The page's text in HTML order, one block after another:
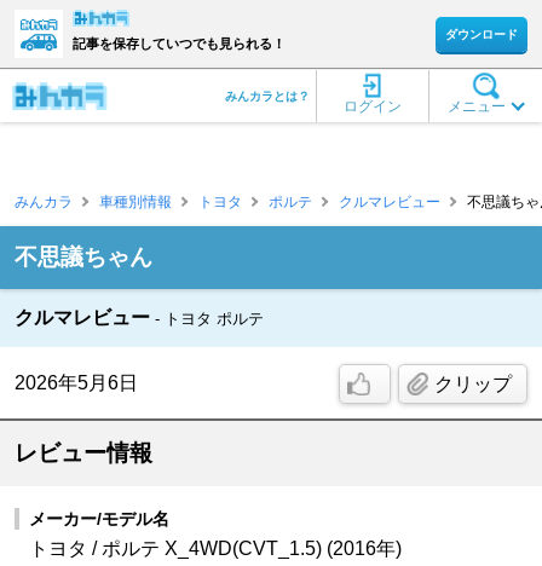
記事を保存していつでも見られる！
ダウンロード
メニュー
ログイン
みんカラとは？
みんカラ 車種別情報 トヨタ ポルテ クルマレビュー 不思議ち
不思議ちゃん
クルマレビュー トヨタ ポルテ
2026年5月6日 クリップ
レビュー情報
メーカー/モデル名
トヨタ / ポルテ X_4WD(CVT_1.5) (2016年)